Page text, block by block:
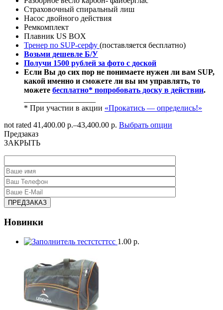
Страховочный спиральный лиш
Насос двойного действия
Ремкомплект
Плавник US BOX
Тренер по SUP-серфу (поставляется бесплатно)
Возьми дешевле Б/У
Получи 1500 рублей за фото с доской
Если Вы до сих пор не понимаете нужен ли вам SUP,
какой именно и сможете ли вы им управлять, то
можете бесплатно* попробовать доску в действии.
* При участии в акции «Прокатись — определись!»
not rated 41,400.00 р.–43,400.00 р. Выбрать опции
Предзаказ
ЗАКРЫТЬ
Новинки
тестстсттсс 1.00 р.